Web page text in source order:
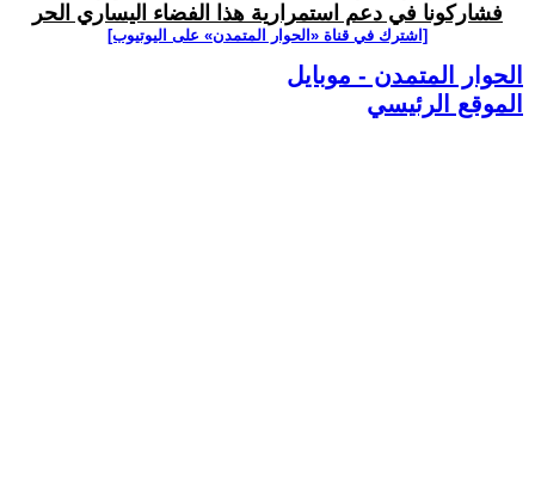
فشاركونا في دعم استمرارية هذا الفضاء اليساري الحر
[اشترك في قناة ‫«الحوار المتمدن» على اليوتيوب]
الحوار المتمدن - موبايل
الموقع الرئيسي